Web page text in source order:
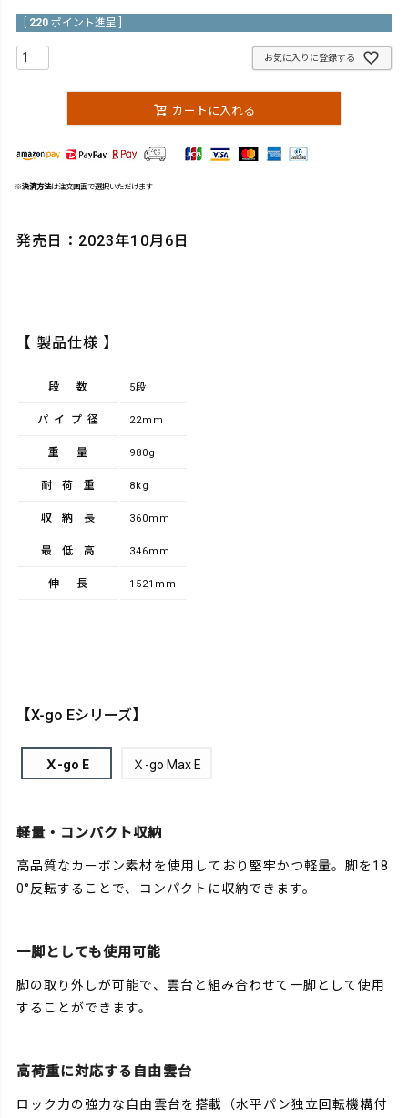
220 ポイント進呈 ]
お気に入りに登録する
カートに入れる
※決済方法は注文画面で選択いただけます
発売日：2023年10月6日
【 製品仕様 】
段数 5段
パイプ径 22mm
重量 980g
耐荷重 8kg
収納長 360mm
最低高 346mm
伸長 1521mm
【X-go Eシリーズ】
Ｘ-go E Ｘ-go Max E
軽量・コンパクト収納
高品質なカーボン素材を使用しており堅牢かつ軽量。脚を18
0°反転することで、コンパクトに収納できます。
一脚としても使用可能
脚の取り外しが可能で、雲台と組み合わせて一脚として使用
することができます。
高荷重に対応する自由雲台
ロック力の強力な自由雲台を搭載（水平パン独立回転機構付